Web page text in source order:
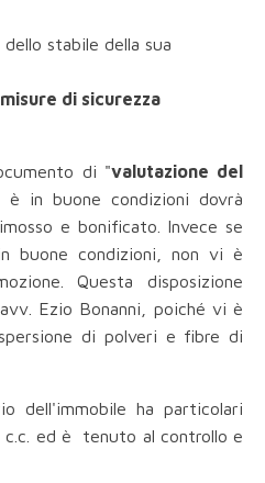
stabile della sua
misure di sicurezza
di "valutazione del
in buone condizioni dovrà
e bonificato. Invece se
buone condizioni, non vi è
Questa disposizione
Ezio Bonanni, poiché vi è
di polveri e fibre di
dell'immobile ha particolari
c.c. ed è tenuto al controllo e